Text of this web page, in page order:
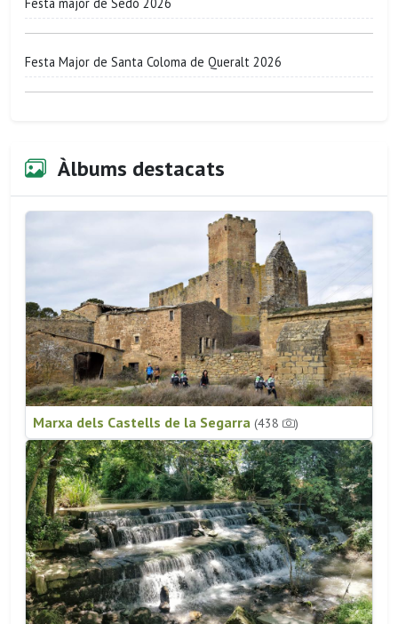
Festa Major de Santa Coloma de Queralt 2026
Àlbums destacats
Marxa dels Castells de la Segarra (438 )